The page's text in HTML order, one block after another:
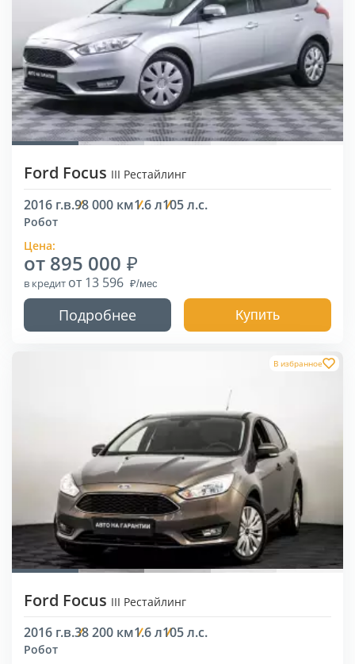
Ford Focus III Рестайлинг
2016 г.в.98 000 км1.6 л105 л.с.
Робот
Цена:
от 895 000
в кредит от 13 596
Подробнее Купить
В избранное
Ford Focus III Рестайлинг
2016 г.в.38 200 км1.6 л105 л.с.
Робот